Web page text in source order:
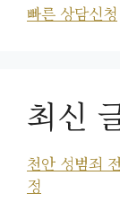
빠른 상담신청
최신
천안 성범죄
정